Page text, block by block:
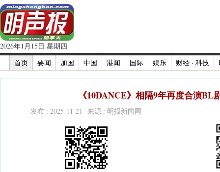
2026年1月15日 星期四
首页
要闻 加国 中国 港闻 国际 娱乐 财经 · 科技
《10DANCE》相隔9年再度合演BL
发布 : 2025-11-21 来源 : 明报新闻网